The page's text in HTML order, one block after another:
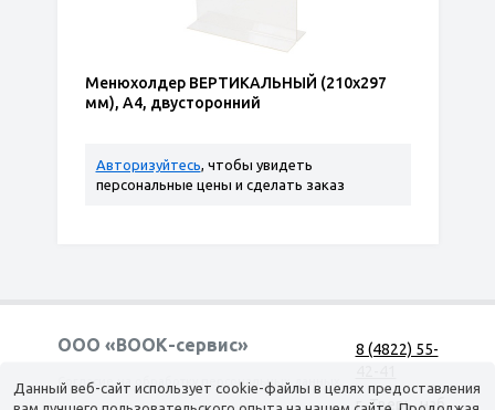
Менюхолдер ВЕРТИКАЛЬНЫЙ (210х297
мм), А4, двусторонний
Авторизуйтесь, чтобы увидеть
персональные цены и сделать заказ
ООО «ВООК-сервис»
Согласие на обработку персональных данных
8 (4822) 55-
г. Тверь, наб.
Данный веб-сайт использует cookie-файлы в целях предоставления